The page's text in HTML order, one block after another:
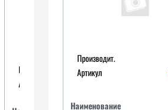
Производит.
dipasport
Артикул
Производит.
Артикул
Наименование